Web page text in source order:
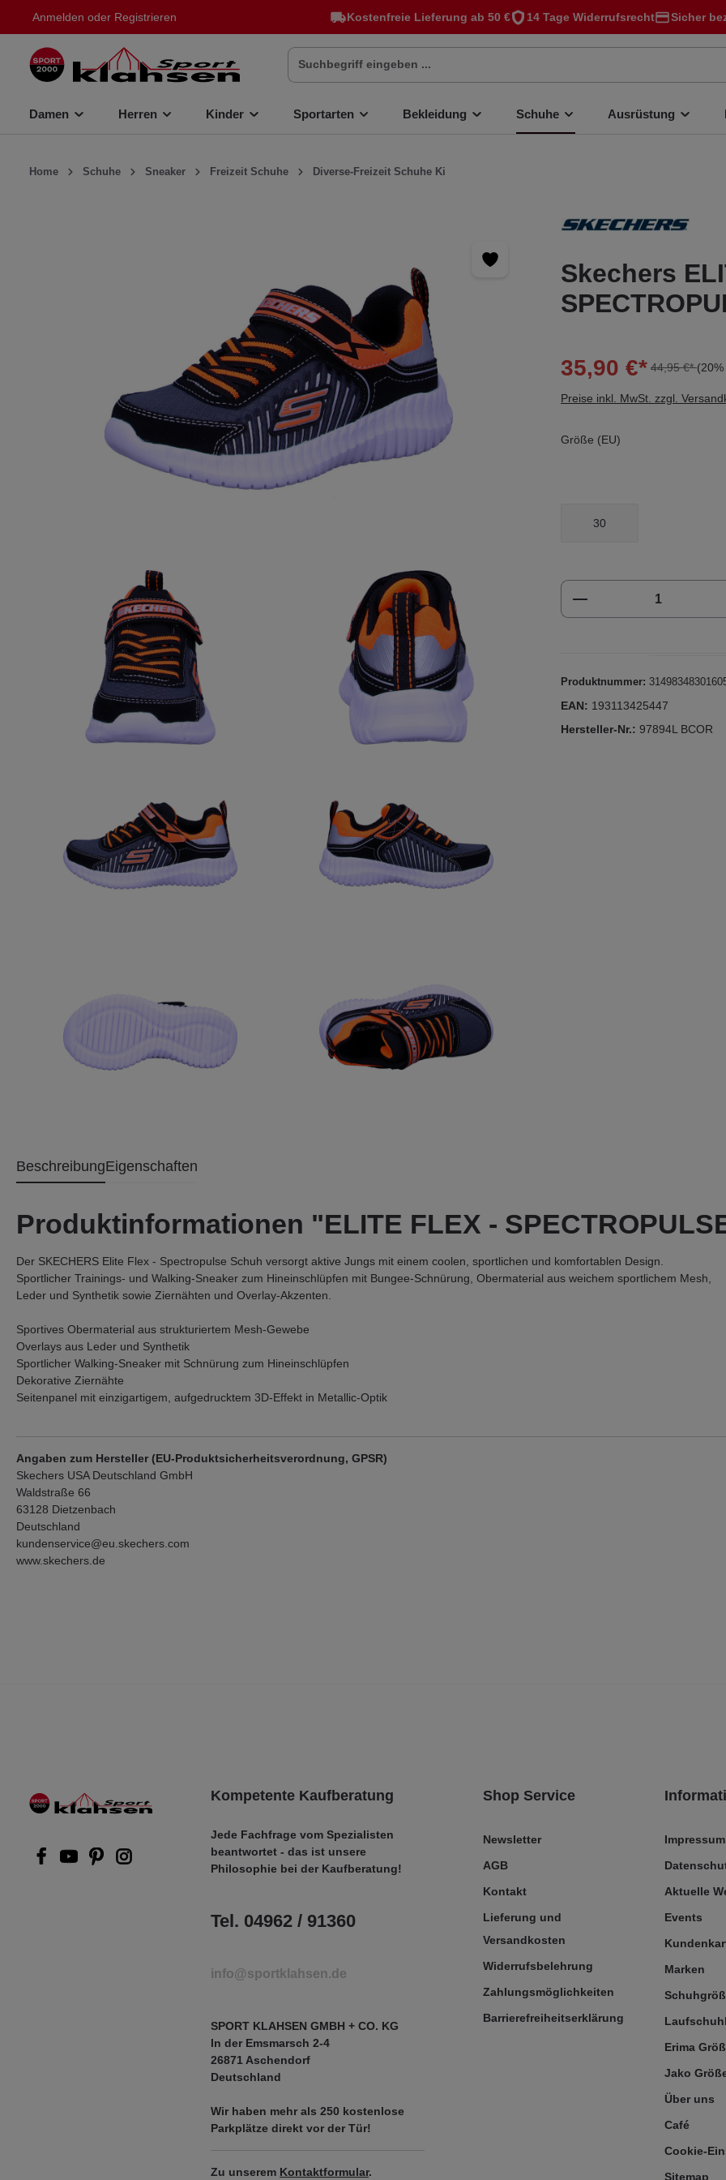
springen Kostenfreie Lieferung ab 50 € 14 Tage Widerrufsrecht Sicher
Anmelden oder Registrieren
Damen Herren Kinder Sportarten Bekleidung Schuhe Ausrüstung
Home Schuhe Sneaker Freizeit Schuhe Diverse-Freizeit Schuhe Ki
Skechers
35,90 €* 44,95 €*
Preise inkl. MwSt. zzgl.
Größe (EU)
30
Produkt Anzahl:
Produktnummer:
EAN: 193113425447
Hersteller-Nr.: 97894L BCOR
BeschreibungEigenschaften
Produktinformationen "ELITE FLEX -
Der SKECHERS Elite Flex - Spectropulse Schuh versorgt aktive Jungs mit einem coolen, sportlichen und komfortablen Design.
Sportlicher Trainings- und Walking-Sneaker zum Hineinschlüpfen mit Bungee-Schnürung, Obermaterial aus weichem sportlichem Mesh,
Leder und Synthetik sowie Ziernähten und Overlay-Akzenten.
Sportives Obermaterial aus strukturiertem Mesh-Gewebe
Overlays aus Leder und Synthetik
Sportlicher Walking-Sneaker mit Schnürung zum Hineinschlüpfen
Dekorative Ziernähte
Seitenpanel mit einzigartigem, aufgedrucktem 3D-Effekt in Metallic-Optik
Angaben zum Hersteller (EU-Produktsicherheitsverordnung, GPSR)
Skechers USA Deutschland GmbH
Waldstraße 66
63128 Dietzenbach
Deutschland
kundenservice@eu.skechers.com
www.skechers.de
Kompetente Kaufberatung
Jede Fachfrage vom Spezialisten
beantwortet - das ist unsere
Philosophie bei der Kaufberatung!
Tel. 04962 / 91360
info@sportklahsen.de
SPORT KLAHSEN GMBH + CO. KG
In der Emsmarsch 2-4
26871 Aschendorf
Deutschland
Wir haben mehr als 250 kostenlose
Parkplätze direkt vor der Tür!
Zu unserem Kontaktformular.
Shop Service
Newsletter
AGB
Kontakt
Lieferung und
Versandkosten
Widerrufsbelehrung
Zahlungsmöglichkeiten
Barrierefreiheitserklärung
Impressum
Aktuelle
Events
Marken
Erima
Jako
Über uns
Café
Cookie-
Sitemap